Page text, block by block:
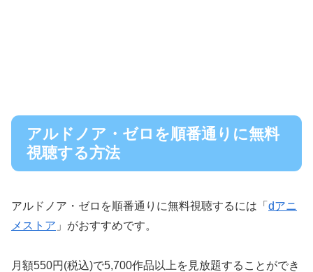
アルドノア・ゼロを順番通りに無料
視聴する方法
アルドノア・ゼロを順番通りに無料視聴するには「 dアニ
メストア 」がおすすめです。
月額550円(税込)で5,700作品以上を見放題することができ